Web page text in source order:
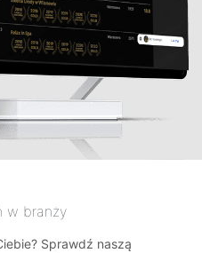
w branży
Sprawdź naszą